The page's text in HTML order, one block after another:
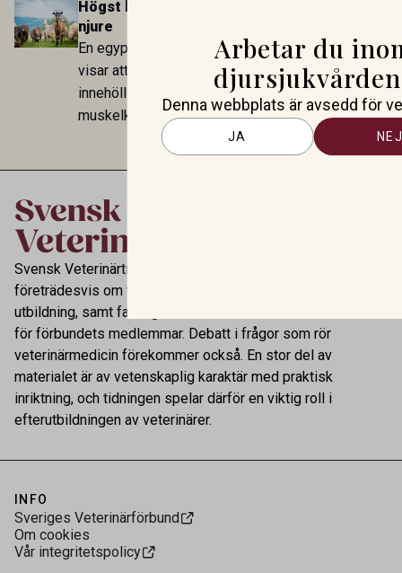
annat stallhållning. Resultaten visar att hästarna
har exponerats för parasiten – men inte att de
fungerar som reservoarer eller bidrar till
smittspridning.
Högst halter av tungmetaller i lever och
njure
En egyptisk studie i Zagazig Veterinary Journal
visar att lever och njure från får och getter
innehöll högre halter av flera tungmetaller än
muskelkött. Resultaten understryker betydelsen
av riktad provtagning och laboratorieanalys i
kontrollen av kemiska föroreningar i livsmedel.
Svensk Veterinärtidning innehåller information
företrädesvis om veterinärmedicinsk forskning, praktik och
utbildning, samt facklig och annan information av intresse
för förbundets medlemmar. Debatt i frågor som rör
veterinärmedicin förekommer också. En stor del av
materialet är av vetenskaplig karaktär med praktisk
inriktning, och tidningen spelar därför en viktig roll i
efterutbildningen av veterinärer.
INFO
Sveriges Veterinärförbund
Om cookies
Vår integritetspolicy
Arbetar du
Denna webbplats är avsedd för
JA